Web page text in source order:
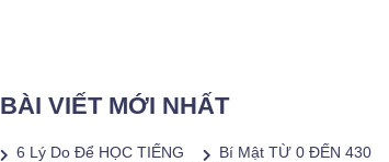
BÀI VIẾT MỚI NHẤT
6 Lý Do Để HỌC TIẾNG
Bí Mật TỪ 0 ĐẾN 430